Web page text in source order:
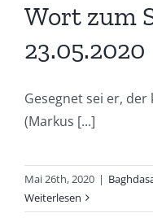
Wort zum
23.05.2020
Gesegnet sei er,
(Markus [...]
Mai 26th, 2020 |
Weiterlesen